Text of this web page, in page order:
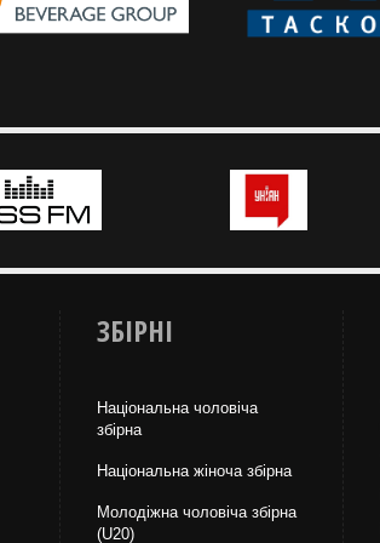
ЗБІРНІ
Національна чоловіча
збірна
Національна жiноча збірна
Молодіжна чоловіча збірна
(U20)